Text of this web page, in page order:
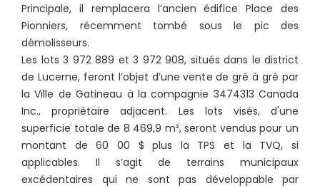
Principale, il remplacera l’ancien édifice Place des
Pionniers, récemment tombé sous le pic des
démolisseurs.
Les lots 3 972 889 et 3 972 908, situés dans le district
de Lucerne, feront l’objet d’une vente de gré à gré par
la Ville de Gatineau à la compagnie 3474313 Canada
Inc., propriétaire adjacent. Les lots visés, d'une
superficie totale de 8 469,9 m², seront vendus pour un
montant de 60 00 $ plus la TPS et la TVQ, si
applicables. Il s’agit de terrains municipaux
excédentaires qui ne sont pas développable par